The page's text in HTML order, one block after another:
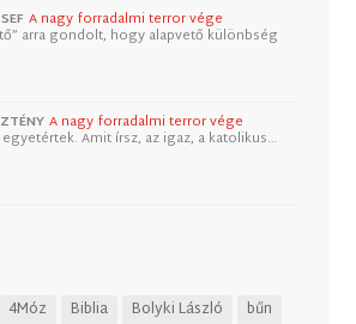
A nagy forradalmi terror vége
arra gondolt, hogy alapvető különbség
A nagy forradalmi terror vége
egyetértek. Amit írsz, az igaz, a katolikus…
4Móz Biblia Bolyki László
bűn